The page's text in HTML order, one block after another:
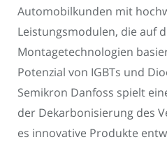
Automobilkunden mit
Leistungsmodulen, die auf
Montagetechnologien
Potenzial von IGBTs und
Semikron Danfoss spielt
der Dekarbonisierung des
es innovative Produkte